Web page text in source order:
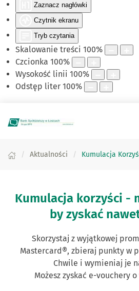
Zaznacz nagłówki
Czytnik ekranu
Tryb czytania
Skalowanie treści 100%
Czcionka 100%
Wysokość linii 100%
Odstęp liter 100%
Aktualności Kumulacja
Kumulacja korzyści -
by zyskać
Skorzystaj z wyjątkowej
Mastercard®, zbieraj punkty w
Chwile i wymieniaj je
Możesz zyskać e-vouchery o